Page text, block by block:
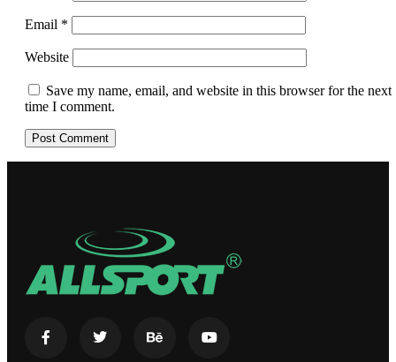
Email *
Website
Save my name, email, and website in this browser for the next
time I comment.